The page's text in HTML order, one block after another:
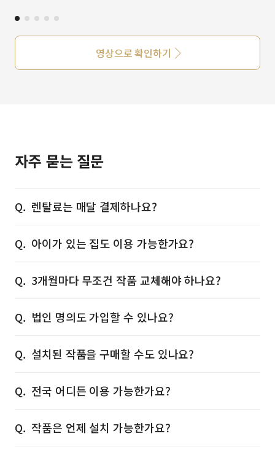
영상으로 확인하기
자주 묻는 질문
렌탈료는 매달 결제하나요?
아이가 있는 집도 이용 가능한가요?
3개월마다 무조건 작품 교체해야 하나요?
법인 명의도 가입할 수 있나요?
설치된 작품을 구매할 수도 있나요?
전국 어디든 이용 가능한가요?
작품은 언제 설치 가능한가요?